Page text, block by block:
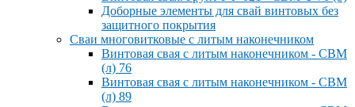
Доборные элементы для свай винтовых без
защитного покрытия
Сваи многовитковые с литым наконечником
Винтовая свая с литым наконечником - СВМ
(л) 76
Винтовая свая с литым наконечником - СВМ
(л) 89